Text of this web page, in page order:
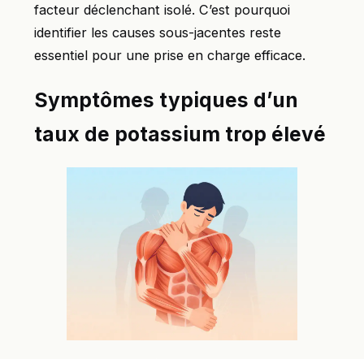
facteur déclenchant isolé. C’est pourquoi
identifier les causes sous-jacentes reste
essentiel pour une prise en charge efficace.
Symptômes typiques d’un
taux de potassium trop élevé